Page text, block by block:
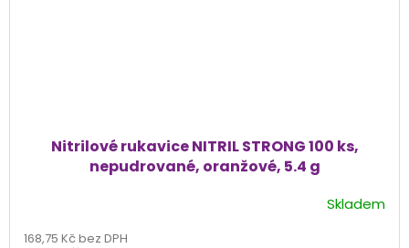
Nitrilové rukavice NITRIL STRONG 100 ks,
nepudrované, oranžové, 5.4 g
produktu
Skladem
168,75 Kč bez DPH